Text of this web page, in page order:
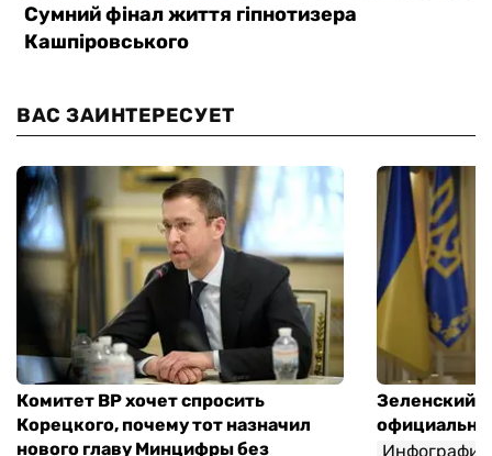
ВАС ЗАИНТЕРЕСУЕТ
Комитет ВР хочет спросить
Корецкого, почему тот назначил
нового главу Минцифры без
Зеленский